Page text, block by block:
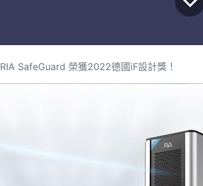
RIA SafeGuard 榮獲2022德國iF設計獎！